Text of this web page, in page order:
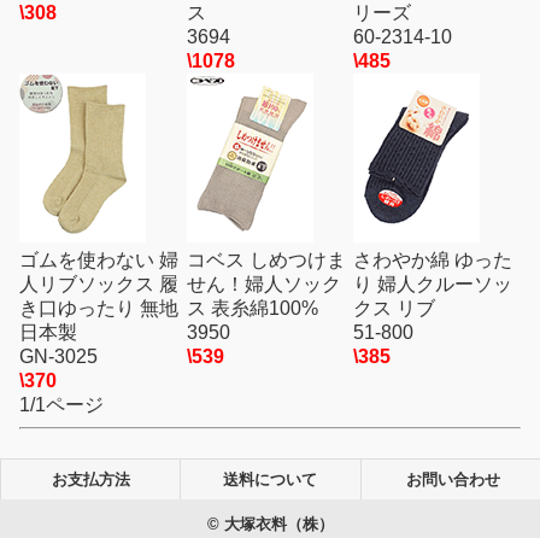
\308
ス
3694
\1078
リーズ
60-2314-10
\485
ゴムを使わない 婦
人リブソックス 履
き口ゆったり 無地
日本製
GN-3025
\370
コベス しめつけま
せん！婦人ソック
ス 表糸綿100%
3950
\539
さわやか綿 ゆった
り 婦人クルーソッ
クス リブ
51-800
\385
1/1ページ
お支払方法 送料について お問い合わせ
© 大塚衣料（株）